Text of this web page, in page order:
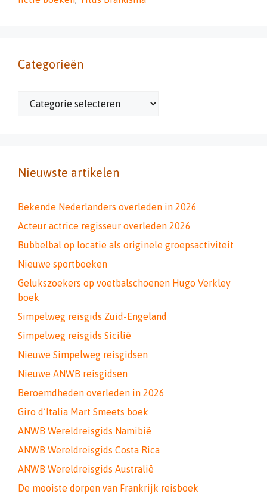
Categorieën
Categorieën
Nieuwste artikelen
Bekende Nederlanders overleden in 2026
Acteur actrice regisseur overleden 2026
Bubbelbal op locatie als originele groepsactiviteit
Nieuwe sportboeken
Gelukszoekers op voetbalschoenen Hugo Verkley
boek
Simpelweg reisgids Zuid-Engeland
Simpelweg reisgids Sicilië
Nieuwe Simpelweg reisgidsen
Nieuwe ANWB reisgidsen
Beroemdheden overleden in 2026
Giro d’Italia Mart Smeets boek
ANWB Wereldreisgids Namibië
ANWB Wereldreisgids Costa Rica
ANWB Wereldreisgids Australië
De mooiste dorpen van Frankrijk reisboek